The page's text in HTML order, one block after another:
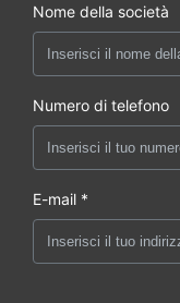
Nome della società
Numero di telefono
E-mail *